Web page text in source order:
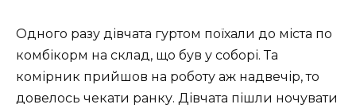
Одного разу дівчата гуртом поїхали до міста по
комбікорм на склад, що був у соборі. Та
комірник прийшов на роботу аж надвечір, то
довелось чекати ранку. Дівчата пішли ночувати